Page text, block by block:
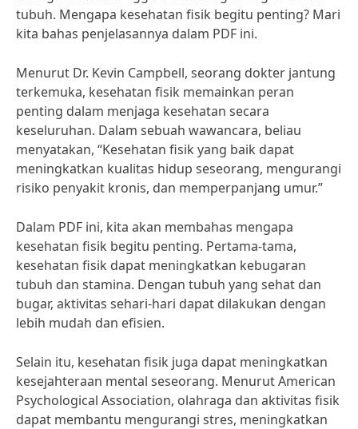
tubuh. Mengapa kesehatan fisik begitu penting? Mari
kita bahas penjelasannya dalam PDF ini.
Menurut Dr. Kevin Campbell, seorang dokter jantung
terkemuka, kesehatan fisik memainkan peran
penting dalam menjaga kesehatan secara
keseluruhan. Dalam sebuah wawancara, beliau
menyatakan, “Kesehatan fisik yang baik dapat
meningkatkan kualitas hidup seseorang, mengurangi
risiko penyakit kronis, dan memperpanjang umur.”
Dalam PDF ini, kita akan membahas mengapa
kesehatan fisik begitu penting. Pertama-tama,
kesehatan fisik dapat meningkatkan kebugaran
tubuh dan stamina. Dengan tubuh yang sehat dan
bugar, aktivitas sehari-hari dapat dilakukan dengan
lebih mudah dan efisien.
Selain itu, kesehatan fisik juga dapat meningkatkan
kesejahteraan mental seseorang. Menurut American
Psychological Association, olahraga dan aktivitas fisik
dapat membantu mengurangi stres, meningkatkan